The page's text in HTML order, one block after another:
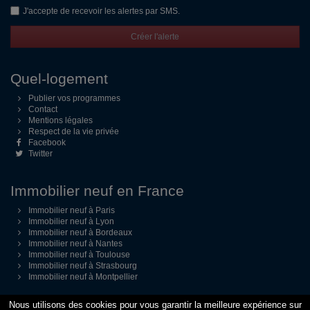
J'accepte de recevoir les alertes par SMS.
Créer l'alerte
Quel-logement
Publier vos programmes
Contact
Mentions légales
Respect de la vie privée
Facebook
Twitter
Immobilier neuf en France
Immobilier neuf à Paris
Immobilier neuf à Lyon
Immobilier neuf à Bordeaux
Immobilier neuf à Nantes
Immobilier neuf à Toulouse
Immobilier neuf à Strasbourg
Immobilier neuf à Montpellier
Nous utilisons des cookies pour vous garantir la meilleure expérience sur